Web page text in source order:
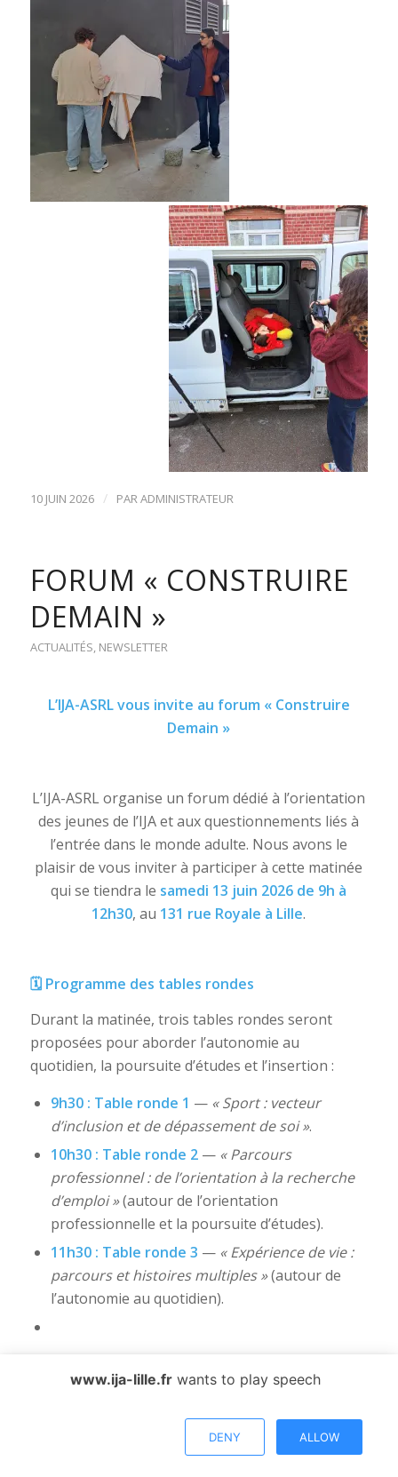
10 JUIN 2026 / PARADMINISTRATEUR
FORUM « CONSTRUIRE
DEMAIN »
ACTUALITÉS, NEWSLETTER
L’IJA-ASRL vous invite au forum « Construire
Demain »
L’IJA-ASRL organise un forum dédié à l’orientation
des jeunes de l’IJA et aux questionnements liés à
l’entrée dans le monde adulte. Nous avons le
plaisir de vous inviter à participer à cette matinée
qui se tiendra le samedi 13 juin 2026 de 9h à
12h30, au 131 rue Royale à Lille.
🗓️ Programme des tables rondes
Durant la matinée, trois tables rondes seront
proposées pour aborder l’autonomie au
quotidien, la poursuite d’études et l’insertion :
9h30 : Table ronde 1 — « Sport : vecteur
d’inclusion et de dépassement de soi ».
10h30 : Table ronde 2— « Parcours
professionnel : de l’orientation à la recherche
d’emploi »(autour de l’orientation
professionnelle et la poursuite d’études).
11h30 : Table ronde 3 — « Expérience de vie :
parcours et histoires multiples »(autour de
l’autonomie au quotidien).
Le Village des partenaires
l’ensemble de la matinée. Cet espace vous
permettra de rencontrer et d’échanger avec les
www.ija-lille.fr wants to play speech
DENY ALLOW